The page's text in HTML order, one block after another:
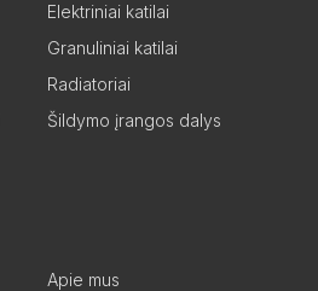
Elektriniai katilai
Granuliniai katilai
Radiatoriai
Šildymo įrangos dalys
Apie mus